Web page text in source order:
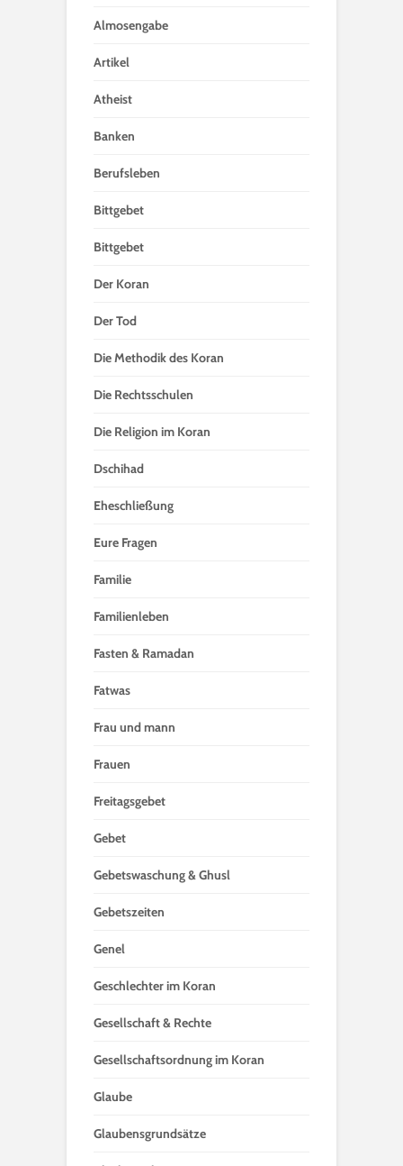
Almosengabe
Artikel
Atheist
Banken
Berufsleben
Bittgebet
Bittgebet
Der Koran
Der Tod
Die Methodik des Koran
Die Rechtsschulen
Die Religion im Koran
Dschihad
Eheschließung
Eure Fragen
Familie
Familienleben
Fasten & Ramadan
Fatwas
Frau und mann
Frauen
Freitagsgebet
Gebet
Gebetswaschung & Ghusl
Gebetszeiten
Genel
Geschlechter im Koran
Gesellschaft & Rechte
Gesellschaftsordnung im Koran
Glaube
Glaubensgrundsätze